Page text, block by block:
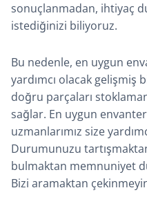
sonuçlanmadan, ihtiyaç
istediğinizi biliyoruz.
Bu nedenle, en uygun
yardımcı olacak gelişmiş
doğru parçaları
sağlar. En uygun
uzmanlarımız size
Durumunuzu
bulmaktan memnuniyet
Bizi aramaktan